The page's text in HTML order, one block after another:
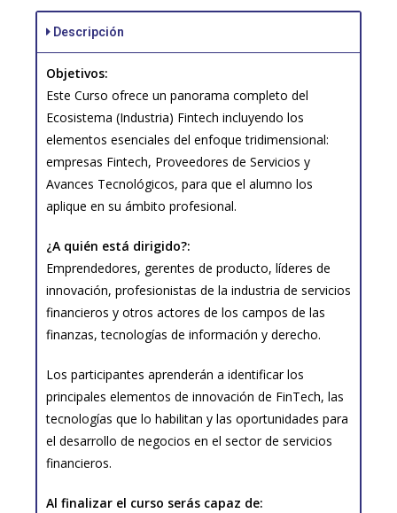
Descripción
Objetivos:
Este Curso ofrece un panorama completo del
Ecosistema (Industria) Fintech incluyendo los
elementos esenciales del enfoque tridimensional:
empresas Fintech, Proveedores de Servicios y
Avances Tecnológicos, para que el alumno los
aplique en su ámbito profesional.
¿A quién está dirigido?:
Emprendedores, gerentes de producto, líderes de
innovación, profesionistas de la industria de servicios
financieros y otros actores de los campos de las
finanzas, tecnologías de información y derecho.
Los participantes aprenderán a identificar los
principales elementos de innovación de FinTech, las
tecnologías que lo habilitan y las oportunidades para
el desarrollo de negocios en el sector de servicios
financieros.
Al finalizar el curso serás capaz de: